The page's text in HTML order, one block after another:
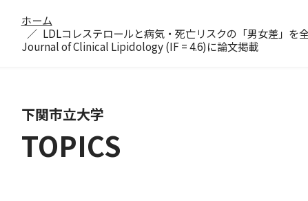
ホーム
LDLコレステロールと病気・死亡リスクの「男女差」を
Journal of Clinical Lipidology (IF = 4.6)に論文掲載
下関市立大学
TOPICS